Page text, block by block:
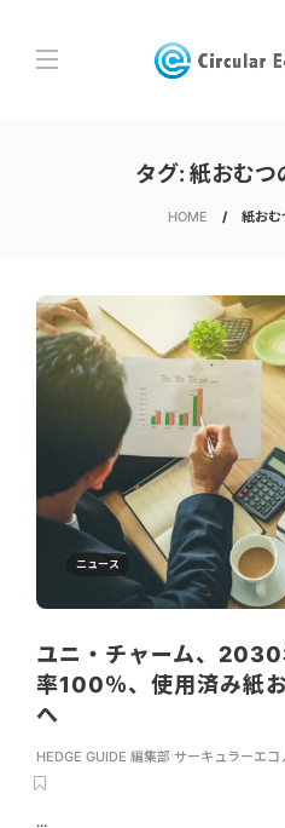
タグ: 紙おむつ
HOME 紙おむ
ニュース
ユニ・チャーム、
率100％、使用済み紙
へ
HEDGE GUIDE 編集部 サーキュラーエコ
...